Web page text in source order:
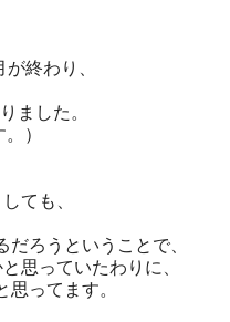
終わり、
ました。
）
ても、
ろうということで、
思っていたわりに、
ってます。